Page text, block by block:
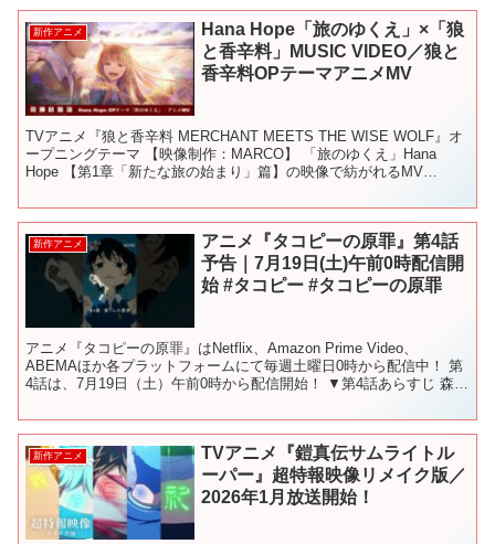
新作アニメ
Hana Hope「旅のゆくえ」×「狼
と香辛料」MUSIC VIDEO／狼と
香辛料OPテーマアニメMV
TVアニメ『狼と香辛料 MERCHANT MEETS THE WISE WOLF』オ
ープニングテーマ 【映像制作：MARCO】 「旅のゆくえ」Hana
Hope 【第1章「新たな旅の始まり」篇】の映像で紡がれるMV
新作アニメ
アニメ『タコピーの原罪』第4話
予告｜7月19日(土)午前0時配信開
始 #タコピー #タコピーの原罪
アニメ『タコピーの原罪』はNetflix、Amazon Prime Video、
ABEMAほか各プラットフォームにて毎週土曜日0時から配信中！ 第
4話は、7月19日（土）午前0時から配信開始！ ▼第4話あらすじ 森に
新作アニメ
TVアニメ『鎧真伝サムライトル
ーパー』超特報映像リメイク版／
2026年1月放送開始！